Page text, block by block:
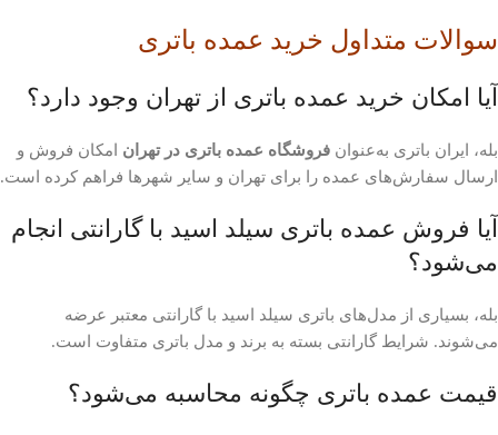
سوالات متداول خرید عمده باتری
آیا امکان خرید عمده باتری از تهران وجود دارد؟
بله، ایران باتری به‌عنوان فروشگاه عمده باتری در تهران امکان فروش و
ارسال سفارش‌های عمده را برای تهران و سایر شهرها فراهم کرده است.
آیا فروش عمده باتری سیلد اسید با گارانتی انجام
می‌شود؟
بله، بسیاری از مدل‌های باتری سیلد اسید با گارانتی معتبر عرضه
می‌شوند. شرایط گارانتی بسته به برند و مدل باتری متفاوت است.
قیمت عمده باتری چگونه محاسبه می‌شود؟